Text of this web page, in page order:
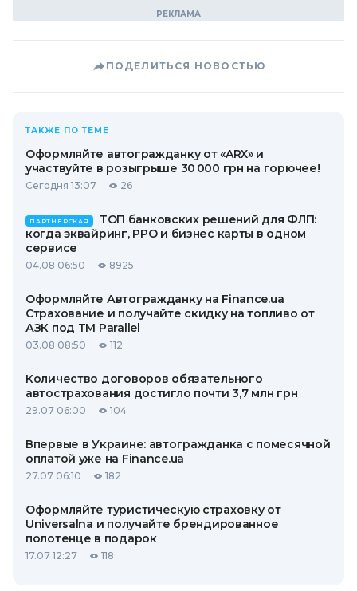
ПОДЕЛИТЬСЯ НОВОСТЬЮ
ТАКЖЕ ПО ТЕМЕ
Оформляйте автогражданку от «ARX» и
участвуйте в розыгрыше 30 000 грн на горючее!
Сегодня 13:07 26
ПАРТНЕРСКАЯ
ТОП банковских решений для ФЛП:
когда эквайринг, РРО и бизнес карты в одном
сервисе
04.08 06:50 8925
Оформляйте Автогражданку на Finance.ua
Страхование и получайте скидку на топливо от
АЗК под ТМ Parallel
03.08 08:50 112
Количество договоров обязательного
автострахования достигло почти 3,7 млн грн
29.07 06:00 104
Впервые в Украине: автогражданка с помесячной
оплатой уже на Finance.ua
27.07 06:10 182
Оформляйте туристическую страховку от
Universalna и получайте брендированное
полотенце в подарок
17.07 12:27 118